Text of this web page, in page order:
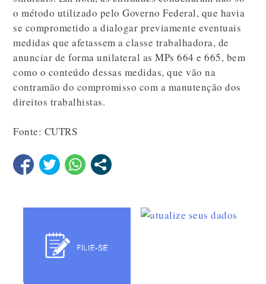
o método utilizado pelo Governo Federal, que havia
se comprometido a dialogar previamente eventuais
medidas que afetassem a classe trabalhadora, de
anunciar de forma unilateral as MPs 664 e 665, bem
como o conteúdo dessas medidas, que vão na
contramão do compromisso com a manutenção dos
direitos trabalhistas.
Fonte: CUTRS